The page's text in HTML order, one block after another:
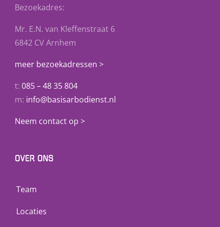
Bezoekadres:
Mr. E.N. van Kleffenstraat 6
6842 CV Arnhem
meer bezoekadressen >
t: 085 – 48 35 804
m: info@basisarbodienst.nl
Neem contact op >
OVER ONS
Team
Locaties